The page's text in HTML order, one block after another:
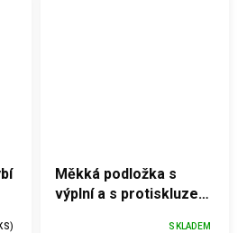
Měkká podložka s
výplní a s protiskluzem
SKLADEM